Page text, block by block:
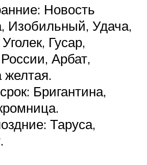
Новость
Изобильный, Удача,
Гусар,
Арбат,
желтая.
Бригантина,
Таруса,